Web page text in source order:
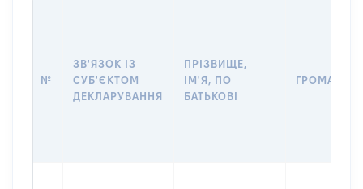
№
ЗВ'ЯЗОК ІЗ
СУБ'ЄКТОМ
ДЕКЛАРУВАННЯ
ПРІЗВИЩЕ,
ІМ'Я, ПО
БАТЬКОВІ